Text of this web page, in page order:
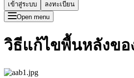
เข้าสู่ระบบ
ลงทะเบียน
Open menu
วิธีแก้ไขพื้นหลังข